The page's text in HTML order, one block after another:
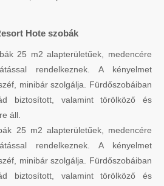
Hote szobák
25 m2 alapterületűek, medencére
rendelkeznek. A kényelmet
minibár szolgálja. Fürdőszobáiban
biztosított, valamint törölköző és
áll.
25 m2 alapterületűek, medencére
rendelkeznek. A kényelmet
minibár szolgálja. Fürdőszobáiban
biztosított, valamint törölköző és